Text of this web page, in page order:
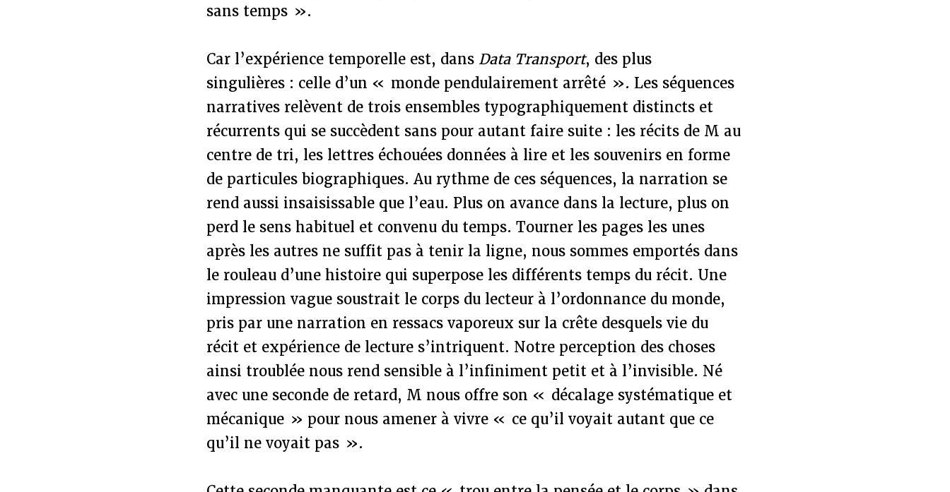
sans temps ».
Car l’expérience temporelle est, dans Data Transport, des plus
singulières : celle d’un « monde pendulairement arrêté ». Les séquences
narratives relèvent de trois ensembles typographiquement distincts et
récurrents qui se succèdent sans pour autant faire suite : les récits de M au
centre de tri, les lettres échouées données à lire et les souvenirs en forme
de particules biographiques. Au rythme de ces séquences, la narration se
rend aussi insaisissable que l’eau. Plus on avance dans la lecture, plus on
perd le sens habituel et convenu du temps. Tourner les pages les unes
après les autres ne suffit pas à tenir la ligne, nous sommes emportés dans
le rouleau d’une histoire qui superpose les différents temps du récit. Une
impression vague soustrait le corps du lecteur à l’ordonnance du monde,
pris par une narration en ressacs vaporeux sur la crête desquels vie du
récit et expérience de lecture s’intriquent. Notre perception des choses
ainsi troublée nous rend sensible à l’infiniment petit et à l’invisible. Né
avec une seconde de retard, M nous offre son « décalage systématique et
mécanique » pour nous amener à vivre « ce qu’il voyait autant que ce
qu’il ne voyait pas ».